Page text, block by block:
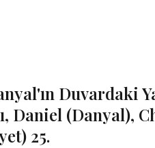
Duvardaki
Daniel (Danyal),
25.